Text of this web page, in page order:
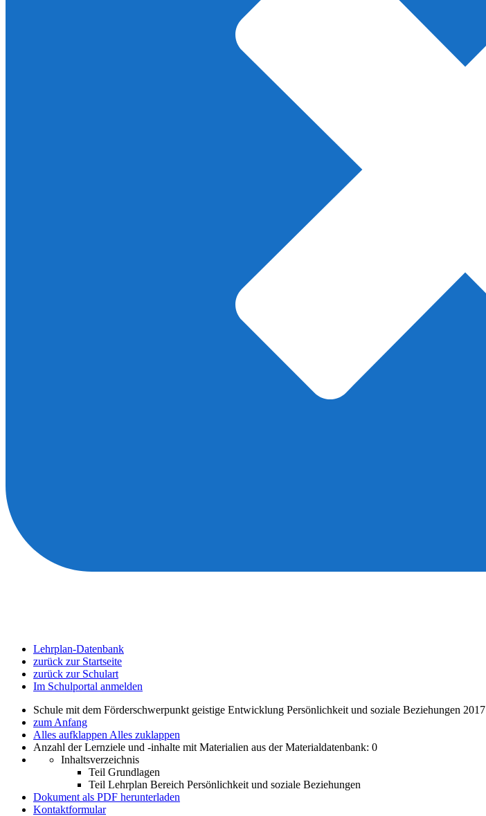
Lehrplan-Datenbank
zurück zur Startseite
zurück zur Schulart
Im Schulportal anmelden
Schule mit dem Förderschwerpunkt geistige Entwicklung Persönlichkeit und soziale Beziehungen 2017
zum Anfang
Alles aufklappen Alles zuklappen
Anzahl der Lernziele und -inhalte mit Materialien aus der Materialdatenbank: 0
Inhaltsverzeichnis
Teil Grundlagen
Teil Lehrplan Bereich Persönlichkeit und soziale Beziehungen
Dokument als PDF herunterladen
Kontaktformular